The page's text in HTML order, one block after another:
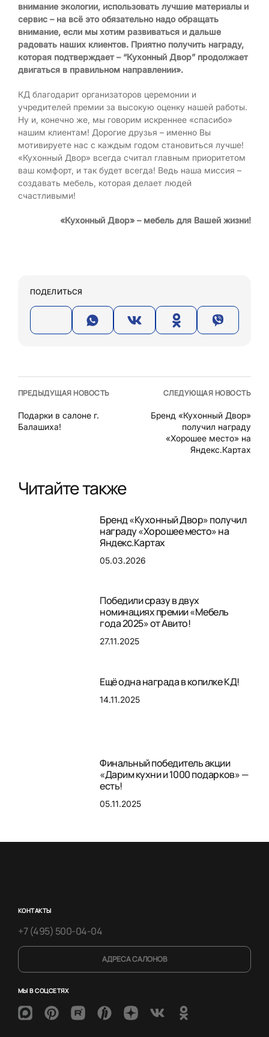
внимание экологии, использовать лучшие материалы и
сервис – на всё это обязательно надо обращать
внимание, если мы хотим развиваться и дальше
радовать наших клиентов. Приятно получить награду,
которая подтверждает – “Кухонный Двор” продолжает
двигаться в правильном направлении».
КД благодарит организаторов церемонии и
учредителей премии за высокую оценку нашей работы.
Ну и, конечно же, мы говорим искреннее «спасибо»
нашим клиентам! Дорогие друзья – именно Вы
мотивируете нас с каждым годом становиться лучше!
«Кухонный Двор» всегда считал главным приоритетом
ваш комфорт, и так будет всегда! Ведь наша миссия –
создавать мебель, которая делает людей
счастливыми!
«Кухонный Двор» – мебель для Вашей жизни!
ПОДЕЛИТЬСЯ
ПРЕДЫДУЩАЯ НОВОСТЬ
Подарки в салоне г.
Балашиха!
СЛЕДУЮЩАЯ НОВОСТЬ
Бренд «Кухонный Двор»
получил награду
«Хорошее место» на
Яндекс.Картах
Читайте также
Бренд «Кухонный Двор» получил
награду «Хорошее место» на
Яндекс.Картах
05.03.2026
Победили сразу в двух
номинациях премии «Мебель
года 2025» от Авито!
27.11.2025
Ещё одна награда в копилке КД!
14.11.2025
Финальный победитель акции
«Дарим кухни и 1000 подарков» —
есть!
05.11.2025
КОНТАКТЫ
+7 (495) 500-04-04
АДРЕСА САЛОНОВ
МЫ В СОЦСЕТЯХ